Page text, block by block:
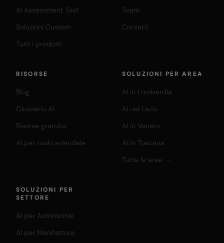
AI Assessment Tool
Soluzioni Custom
Tutti i prodotti
Team
Contatti
RISORSE
Blog
Glossario AI
Risorse gratuite
AI per ruolo aziendale
SOLUZIONI PER AREA
AI in Lombardia
AI nel Lazio
AI in Veneto
AI in Toscana
Tutte le aree →
SOLUZIONI PER
SETTORE
AI per Automotive
AI per Manifattura